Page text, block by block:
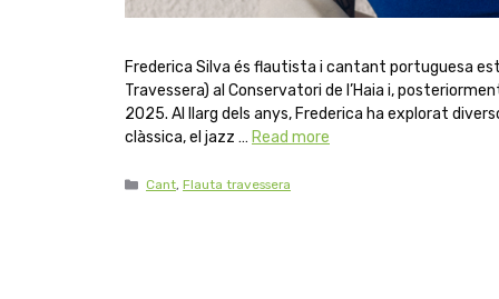
Frederica Silva és flautista i cantant portuguesa
Travessera) al Conservatori de l’Haia i,
2025. Al llarg dels anys, Frederica ha explorat
clàssica, el jazz … Read more
Cant,Flauta travessera